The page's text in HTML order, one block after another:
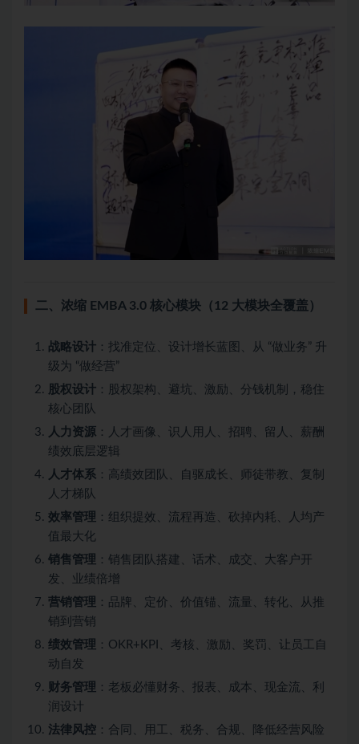
二、浓缩 EMBA 3.0 核心模块（12 大模块全覆盖）
战略设计 ：找准定位、设计增长蓝图、从 “做业务” 升
级为 “做经营”
股权设计 ：股权架构、避坑、激励、分钱机制，稳住
核心团队
人力资源 ：人才画像、识人用人、招聘、留人、薪酬
绩效底层逻辑
人才体系 ：高绩效团队、自驱成长、师徒带教、复制
人才梯队
效率管理 ：组织提效、流程再造、砍掉内耗、人均产
值最大化
销售管理 ：销售团队搭建、话术、成交、大客户开
发、业绩倍增
营销管理 ：品牌、定价、价值锚、流量、转化、从推
销到营销
绩效管理 ：OKR+KPI、考核、激励、奖罚、让员工自
动自发
财务管理 ：老板必懂财务、报表、成本、现金流、利
润设计
法律风控 ：合同、用工、税务、合规、降低经营风险